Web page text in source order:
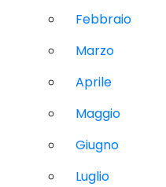
Febbraio
Marzo
Aprile
Maggio
Giugno
Luglio